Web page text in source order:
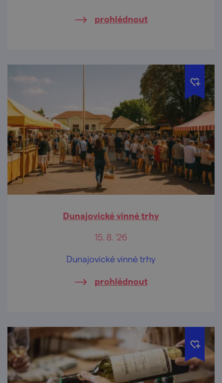
prohlédnout
Dunajovické vinné trhy
15. 8. '26
Dunajovické vinné trhy
prohlédnout